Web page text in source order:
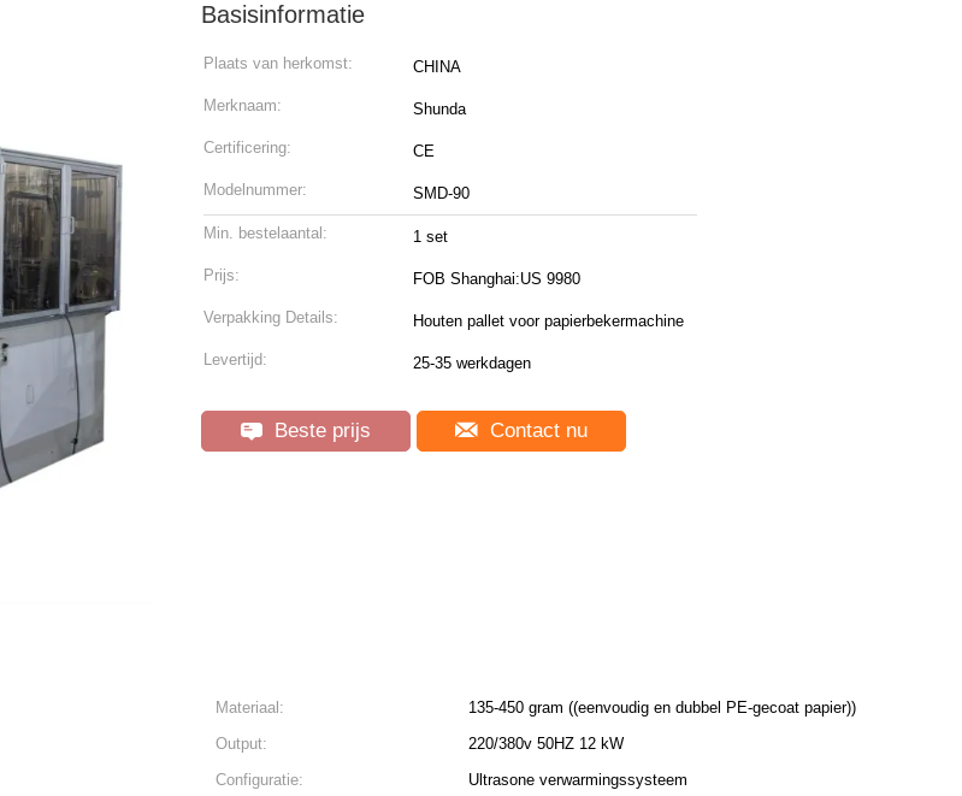
Basisinformatie
Plaats van herkomst: CHINA
Merknaam: Shunda
Certificering: CE
Modelnummer: SMD-90
Min. bestelaantal: 1 set
Prijs: FOB Shanghai:US 9980
Verpakking Details: Houten pallet voor papierbekermachine
Levertijd: 25-35 werkdagen
Beste prijs Contact nu
Materiaal:
135-450 gram ((eenvoudig en dubbel PE-gecoat papier))
Output:
220/380v 50HZ 12 kW
Configuratie:
Ultrasone verwarmingssysteem